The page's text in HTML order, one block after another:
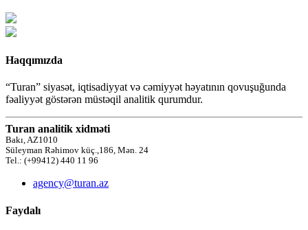
Haqqımızda
“Turan” siyasət, iqtisadiyyat və cəmiyyət həyatının qovuşuğunda
fəaliyyət göstərən müstəqil analitik qurumdur.
Turan analitik xidməti
Bakı, AZ1010
Süleyman Rəhimov küç.,186, Mən. 24
Tel.: (+99412) 440 11 96
agency@turan.az
Faydalı